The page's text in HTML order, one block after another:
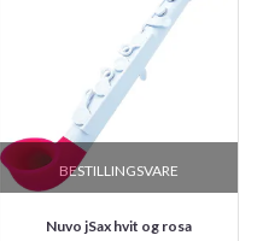
BESTILLINGSVARE
Nuvo jSax hvit og rosa